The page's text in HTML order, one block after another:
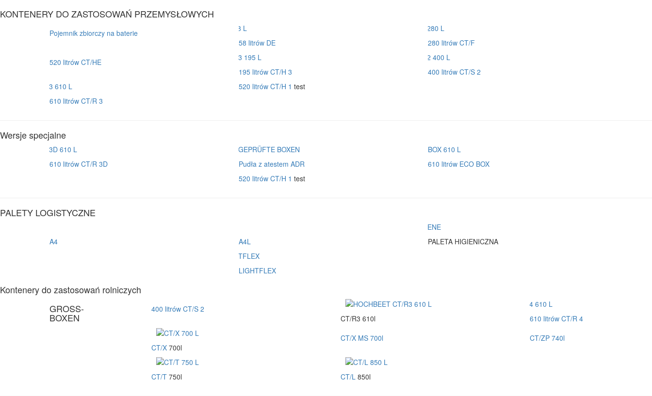
KONTENERY DO ZASTOSOWAŃ PRZEMYSŁOWYCH
Pojemnik zbiorczy na baterie
58 litrów DE
280 litrów CT/F
520 litrów CT/HE
195 litrów CT/H 3
400 litrów CT/S 2
610 litrów CT/R 3
520 litrów CT/H 1 test
Wersje specjalne
610 litrów CT/R 3D Pudła z atestem ADR
610 litrów ECO BOX
520 litrów CT/H 1 test
PALETY LOGISTYCZNE
A4 A4L PALETA HIGIENICZNA
LIGHTFLEX
Kontenery do zastosowań rolniczych
GROSS-
BOXEN
400 litrów CT/S 2
CT/R3 610l
610 litrów CT/R 4
CT/X 700l
CT/X MS 700l CT/ZP 740l
CT/T 750l CT/L 850l